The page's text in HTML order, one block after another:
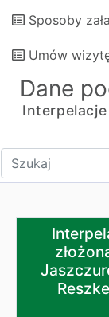
Sposoby
Umów
Dane
Wpisz tekst do
Interpelacja